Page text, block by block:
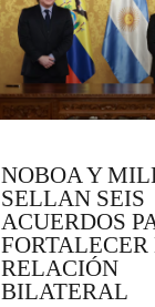
NOBOA Y
SELLAN SEIS
ACUERDOS
RELACIÓN
BILATERAL